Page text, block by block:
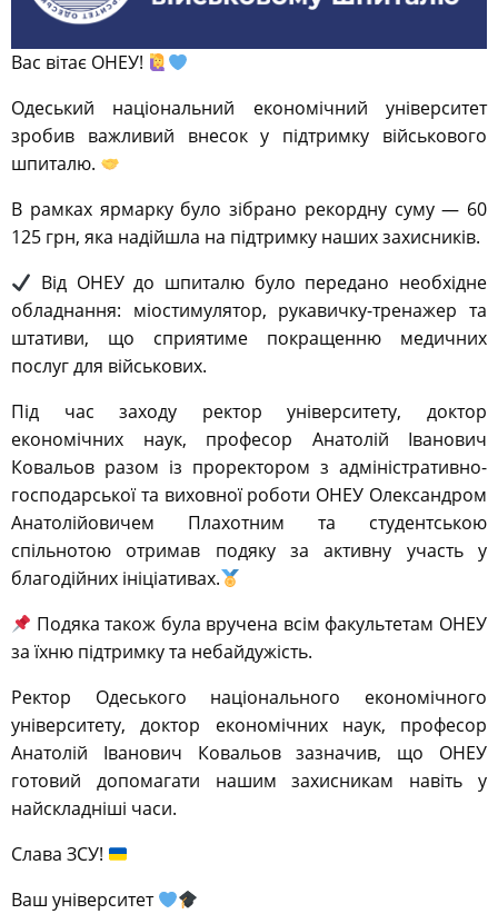
Вас вітає ОНЕУ!
Одеський національний економічний університет
зробив важливий внесок у підтримку військового
шпиталю.
В рамках ярмарку було зібрано рекордну суму — 60
125 грн, яка надійшла на підтримку наших захисників.
Від ОНЕУ до шпиталю було передано необхідне
обладнання: міостимулятор, рукавичку-тренажер та
штативи, що сприятиме покращенню медичних
послуг для військових.
Під час заходу ректор університету, доктор
економічних наук, професор Анатолій Іванович
Ковальов разом із проректором з адміністративно-
господарської та виховної роботи ОНЕУ Олександром
Анатолійовичем Плахотним та студентською
спільнотою отримав подяку за активну участь у
благодійних ініціативах.
Подяка також була вручена всім факультетам ОНЕУ
за їхню підтримку та небайдужість.
Ректор Одеського національного економічного
університету, доктор економічних наук, професор
Анатолій Іванович Ковальов зазначив, що ОНЕУ
готовий допомагати нашим захисникам навіть у
найскладніші часи.
Слава ЗСУ!
Ваш університет